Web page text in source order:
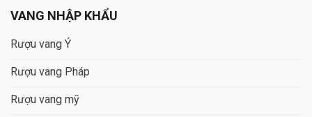
VANG NHẬP KHẨU
Rượu vang Ý
Rượu vang Pháp
Rượu vang mỹ